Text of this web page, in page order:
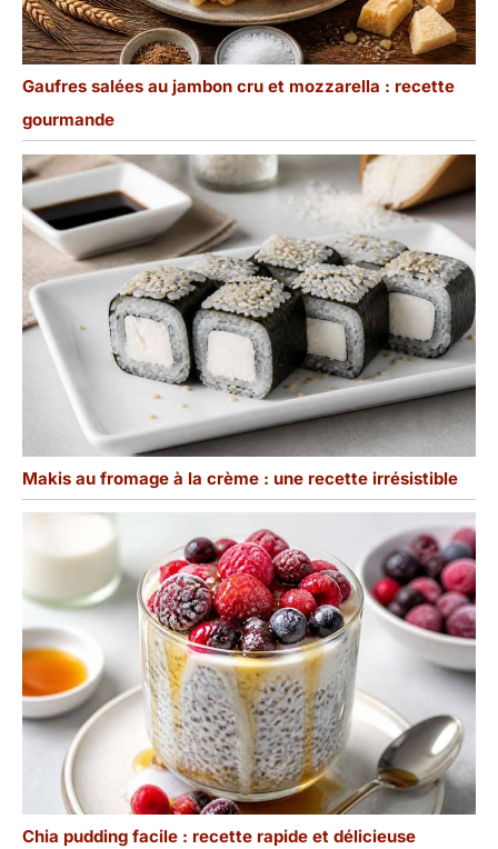
Gaufres salées au jambon cru et mozzarella : recette
gourmande
Makis au fromage à la crème : une recette irrésistible
Chia pudding facile : recette rapide et délicieuse